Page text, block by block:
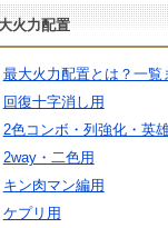
火力配置
最大火力配置とは？一覧
回復十字消し用
2色コンボ・列強化・英
2way・二色用
キン肉マン編用
ケプリ用